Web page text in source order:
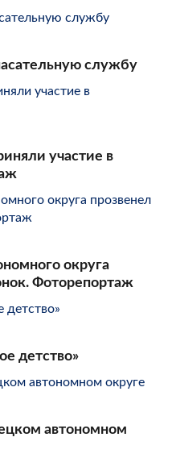
службу
участие в
округа
Фоторепортаж
детство»
автономном